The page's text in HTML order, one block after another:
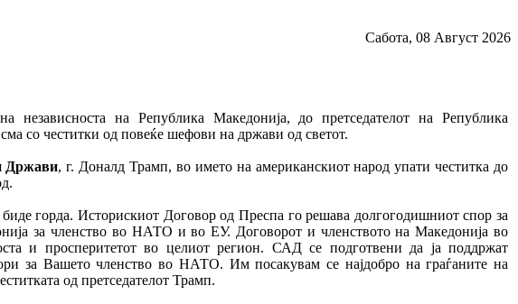
Сабота, 08 Август 2026
на Република Македонија, до претседателот на Република
со честитки од повеќе шефови на држави од светот.
Држави, г. Доналд Трамп, во името на американскиот народ упати честитка до
горда. Историскиот Договор од Преспа го решава долгогодишниот спор за
за членство во НАТО и во ЕУ. Договорот и членството на Македонија во
и просперитетот во целиот регион. САД се подготвени да ја поддржат
за Вашето членство во НАТО. Им посакувам се најдобро на граѓаните на
од претседателот Трамп.